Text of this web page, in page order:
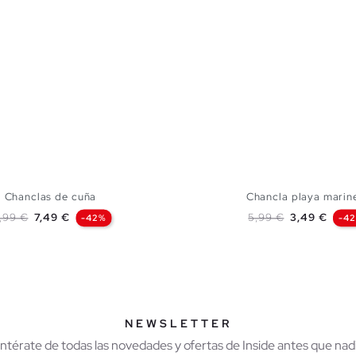
Chanclas de cuña
base
€ Precio
7,49 € -42%
Chancla playa
Precio base
5,99 € Precio
3,49 € -
NEWSLETTER
de todas las novedades y ofertas de Inside antes que